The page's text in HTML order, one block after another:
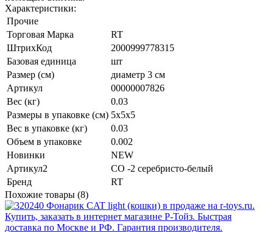
Характеристики:
Прочие
Торговая Марка
RT
ШтрихКод
2000999778315
Базовая единица
шт
Размер (см)
диаметр 3 см
Артикул
00000007826
Вес (кг)
0.03
Размеры в упаковке (см) 5х5х5
Вес в упаковке (кг)
0.03
Объем в упаковке
0.002
Новинки
NEW
Артикул2
СО -2 серебристо-белый
Бренд
RT
Похожие товары (8)